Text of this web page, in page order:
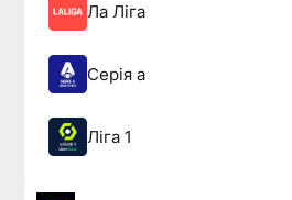
Ла Ліга
Серія а
Ліга 1